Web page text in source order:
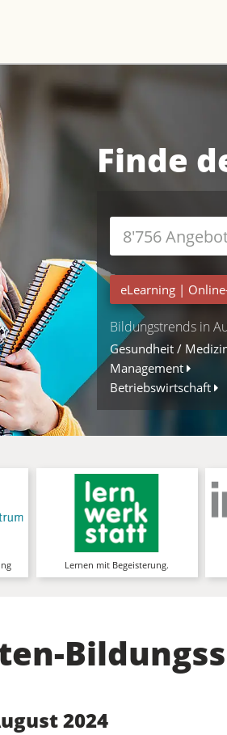
Finde
eLearning |
Bildungstrends in
Gesundheit /
Management
Betriebswirtschaft
für
&
Lernen mit Begeisterung.
DAS Kompetenzzentrum für
Erwachsenenbildung, Coaching,
Personalmanagement an 30
Standorten
2024